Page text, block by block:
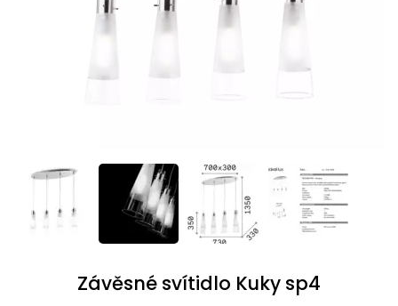
Závěsné svítidlo Kuky sp4